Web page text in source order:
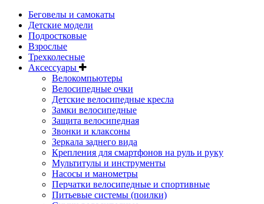
Беговелы и самокаты
Детские модели
Подростковые
Взрослые
Трехколесные
Аксессуары
Велокомпьютеры
Велосипедные очки
Детские велосипедные кресла
Замки велосипедные
Защита велосипедная
Звонки и клаксоны
Зеркала заднего вида
Крепления для смартфонов на руль и руку
Мультитулы и инструменты
Насосы и манометры
Перчатки велосипедные и спортивные
Питьевые системы (поилки)